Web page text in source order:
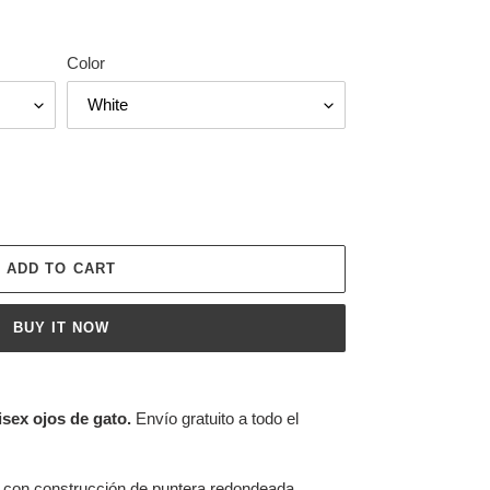
Color
ADD TO CART
BUY IT NOW
ojos de gato. Envío gratuito a todo el